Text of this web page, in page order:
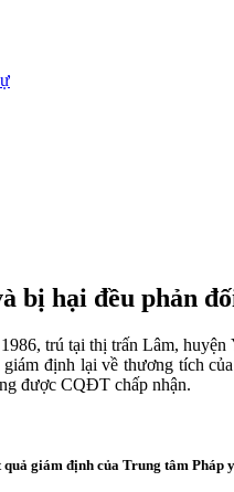
bị hại đều phản
trú tại thị trấn Lâm,
định lại về thương tích
được CQĐT chấp nhận.
giám định của Trung tâm Pháp